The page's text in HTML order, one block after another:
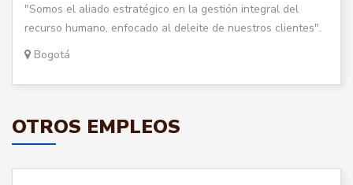
"Somos el aliado estratégico en la gestión integral del
recurso humano, enfocado al deleite de nuestros clientes".
Bogotá
OTROS EMPLEOS